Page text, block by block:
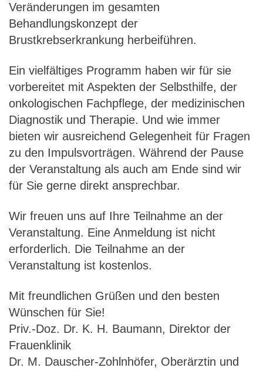
Veränderungen im gesamten
Behandlungskonzept der
Brustkrebserkrankung herbeiführen.
Ein vielfältiges Programm haben wir für sie
vorbereitet mit Aspekten der Selbsthilfe, der
onkologischen Fachpflege, der medizinischen
Diagnostik und Therapie. Und wie immer
bieten wir ausreichend Gelegenheit für Fragen
zu den Impulsvorträgen. Während der Pause
der Veranstaltung als auch am Ende sind wir
für Sie gerne direkt ansprechbar.
Wir freuen uns auf Ihre Teilnahme an der
Veranstaltung. Eine Anmeldung ist nicht
erforderlich. Die Teilnahme an der
Veranstaltung ist kostenlos.
Mit freundlichen Grüßen und den besten
Wünschen für Sie!
Priv.-Doz. Dr. K. H. Baumann, Direktor der
Frauenklinik
Dr. M. Dauscher-Zohlnhöfer, Oberärztin und